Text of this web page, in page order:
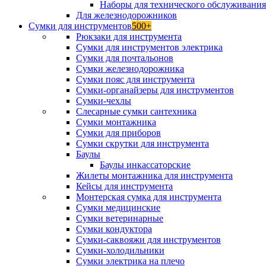
Наборы для технического
Для железнодорожников
Сумки для инструментов500+
Рюкзаки для инструмента
Сумки для инструментов электрика
Сумки для почтальонов
Сумки железнодорожника
Сумки пояс для инструмента
Сумки-органайзеры для инструментов
Сумки-чехлы
Слесарные сумки сантехника
Сумки монтажника
Сумки для приборов
Сумки скрутки для инструмента
Баулы
Баулы инкассаторские
Жилеты монтажника для инструмента
Кейсы для инструмента
Монтерская сумка для инструмента
Сумки медицинские
Сумки ветеринарные
Сумки кондуктора
Сумки-саквояжи для инструментов
Сумки-холодильники
Сумки электрика на плечо